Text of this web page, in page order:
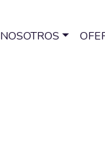
NOSOTROS